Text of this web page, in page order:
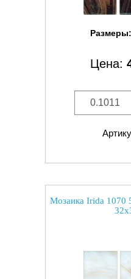
Размеры:
Цена:
Мозаика Irida 1070